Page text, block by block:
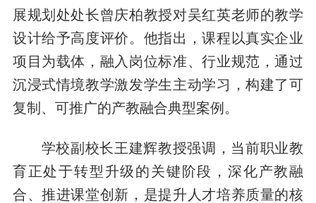
展规划处处长曾庆柏教授对吴红英老师的教学
设计给予高度评价。他指出，课程以真实企业
项目为载体，融入岗位标准、行业规范，通过
沉浸式情境教学激发学生主动学习，构建了可
复制、可推广的产教融合典型案例。
学校副校长王建辉教授强调，当前职业教
育正处于转型升级的关键阶段，深化产教融
合、推进课堂创新，是提升人才培养质量的核